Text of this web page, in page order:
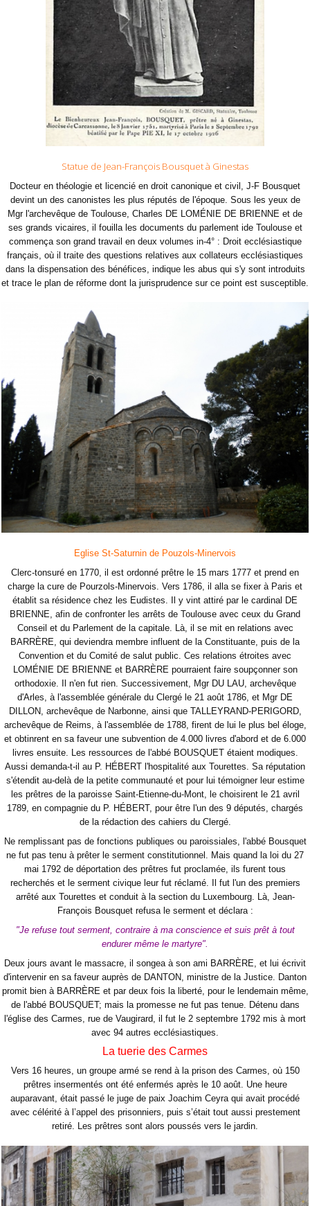
Statue de Jean-François Bousquet à Ginestas
Docteur en théologie et licencié en droit canonique et civil, J-F Bousquet
devint un des canonistes les plus réputés de l'époque. Sous les yeux de
Mgr l'archevêque de Toulouse, Charles DE LOMÉNIE DE BRIENNE et de
ses grands vicaires, il fouilla les documents du parlement ide Toulouse et
commença son grand travail en deux volumes in-4° : Droit ecclésiastique
français, où il traite des questions relatives aux collateurs ecclésiastiques
dans la dispensation des bénéfices, indique les abus qui s'y sont introduits
et trace le plan de réforme dont la jurisprudence sur ce point est susceptible.
Eglise St-Saturnin de Pouzols-Minervois
Clerc-tonsuré en 1770, il est ordonné prêtre le 15 mars 1777 et prend en
charge la cure de Pourzols-Minervois. Vers 1786, il alla se fixer à Paris et
établit sa résidence chez les Eudistes. Il y vint attiré par le cardinal DE
BRIENNE, afin de confronter les arrêts de Toulouse avec ceux du Grand
Conseil et du Parlement de la capitale. Là, il se mit en relations avec
BARRÈRE, qui deviendra membre influent de la Constituante, puis de la
Convention et du Comité de salut public. Ces relations étroites avec
LOMÉNIE DE BRIENNE et BARRÈRE pourraient faire soupçonner son
orthodoxie. Il n'en fut rien. Successivement, Mgr DU LAU, archevêque
d'Arles, à l'assemblée générale du Clergé le 21 août 1786, et Mgr DE
DILLON, archevêque de Narbonne, ainsi que TALLEYRAND-PERIGORD,
archevêque de Reims, à l'assemblée de 1788, firent de lui le plus bel éloge,
et obtinrent en sa faveur une subvention de 4.000 livres d'abord et de 6.000
livres ensuite. Les ressources de l'abbé BOUSQUET étaient modiques.
Aussi demanda-t-il au P. HÉBERT l'hospitalité aux Tourettes. Sa réputation
s'étendit au-delà de la petite communauté et pour lui témoigner leur estime
les prêtres de la paroisse Saint-Etienne-du-Mont, le choisirent le 21 avril
1789, en compagnie du P. HÉBERT, pour être l'un des 9 députés, chargés
de la rédaction des cahiers du Clergé.
Ne remplissant pas de fonctions publiques ou paroissiales, l'abbé Bousquet
ne fut pas tenu à prêter le serment constitutionnel. Mais quand la loi du 27
mai 1792 de déportation des prêtres fut proclamée, ils furent tous
recherchés et le serment civique leur fut réclamé. Il fut l'un des premiers
arrêté aux Tourettes et conduit à la section du Luxembourg. Là, Jean-
François Bousquet refusa le serment et déclara :
"Je refuse tout serment, contraire à ma conscience et suis prêt à tout
endurer même le martyre".
Deux jours avant le massacre, il songea à son ami BARRÈRE, et lui écrivit
d'intervenir en sa faveur auprès de DANTON, ministre de la Justice. Danton
promit bien à BARRÈRE et par deux fois la liberté, pour le lendemain même,
de l'abbé BOUSQUET; mais la promesse ne fut pas tenue. Détenu dans
l'église des Carmes, rue de Vaugirard, il fut le 2 septembre 1792 mis à mort
avec 94 autres ecclésiastiques.
La tuerie des Carmes
Vers 16 heures, un groupe armé se rend à la prison des Carmes, où 150
prêtres insermentés ont été enfermés après le 10 août. Une heure
auparavant, était passé le juge de paix Joachim Ceyra qui avait procédé
avec célérité à l’appel des prisonniers, puis s’était tout aussi prestement
retiré. Les prêtres sont alors poussés vers le jardin.